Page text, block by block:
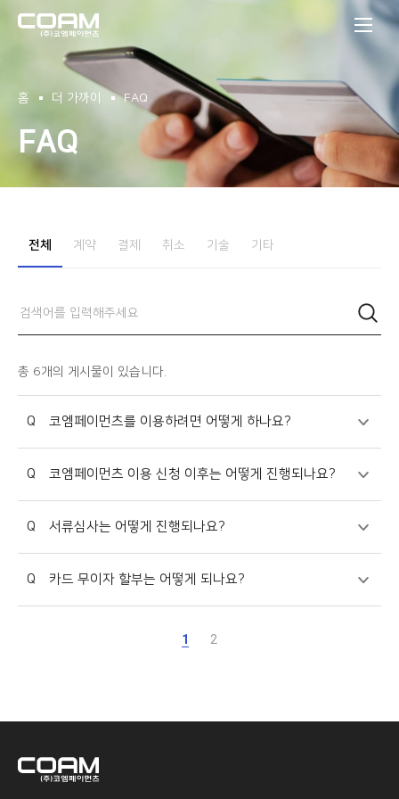
홈 더 가까이 FAQ
FAQ
전체 계약 결제 취소 기술 기타
총 6개의 게시물이 있습니다.
Q 코엠페이먼츠를 이용하려면 어떻게 하나요?
Q 코엠페이먼츠 이용 신청 이후는 어떻게 진행되나요?
Q 서류심사는 어떻게 진행되나요?
Q 카드 무이자 할부는 어떻게 되나요?
1 2